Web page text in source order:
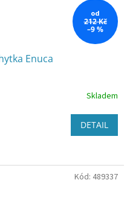
od
212 Kč
–9 %
Enuca
Skladem
DETAIL
Kód: 489337